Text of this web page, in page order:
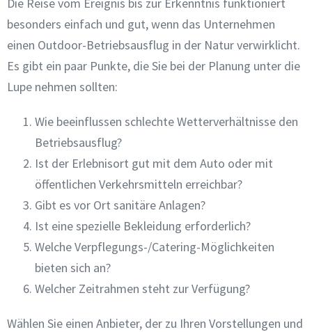
besonders einfach und gut, wenn das Unternehmen
einen Outdoor-Betriebsausflug in der Natur verwirklicht.
Es gibt ein paar Punkte, die Sie bei der Planung unter die
Lupe nehmen sollten:
Wie beeinflussen schlechte Wetterverhältnisse den
Betriebsausflug?
Ist der Erlebnisort gut mit dem Auto oder mit
öffentlichen Verkehrsmitteln erreichbar?
Gibt es vor Ort sanitäre Anlagen?
Ist eine spezielle Bekleidung erforderlich?
Welche Verpflegungs-/Catering-Möglichkeiten
bieten sich an?
Welcher Zeitrahmen steht zur Verfügung?
Wählen Sie einen Anbieter, der zu Ihren Vorstellungen und